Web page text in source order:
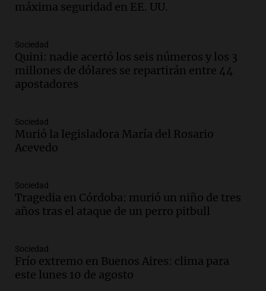
Amamos los Domingos
Audio.
un imperdible cordobés para los
amantes de la astronomía
Amamos los Domingos
la historia del club de Irlanda
revolucionado por hinchas argentinos
Amamos los Domingos
Audio.
argentino regresa al país tras conflicto
con Brasil
Audio.Bomberos asisten a senderista
con fractura de tobillo en refugio Doña
Rosa
máxima seguridad en EE. UU.
Sociedad
Quini: nadie acertó los seis números y los 3
millones de dólares se repartirán entre 44
apostadores
Sociedad
Murió la legisladora María del Rosario
Acevedo
Sociedad
Tragedia en Córdoba: murió un niño de tres
años tras el ataque de un perro pitbull
Sociedad
Frío extremo en Buenos Aires: clima para
este lunes 10 de agosto